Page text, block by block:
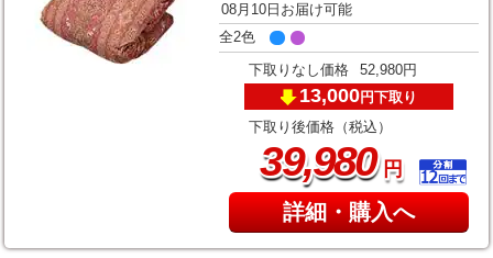
08月10日お届け可能
全2色
下取りなし価格 52,980円
13,000円下取り
下取り後価格（税込）
39,980円
詳細・購入へ